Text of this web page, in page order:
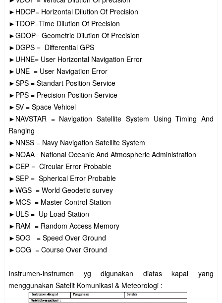
►HDOP= Horizontal Dilution Of Precision
►TDOP=Time Dilution Of Precision
►GDOP= Geometric Dilution Of Precision
►DGPS = Differential GPS
►UHNE= User Horizontal Navigation Error
►UNE = User Navigation Error
►SPS = Standart Position Service
►PPS = Precision Position Service
►SV = Space Vehicel
►NAVSTAR = Navigation Satellite System Using Timing And
Ranging
►NNSS = Navy Navigation Satellite System
►NOAA= National Oceanic And Atmospheric Administration
►CEP = Circular Error Probable
►SEP = Spherical Error Probable
►WGS = World Geodetic survey
►MCS = Master Control Station
►ULS = Up Load Station
►RAM = Random Access Memory
►SOG = Speed Over Ground
►COG = Course Over Ground
Instrumen-instrumen yg digunakan diatas kapal yang
menggunakan Satelit Komunikasi & Meteorologi :